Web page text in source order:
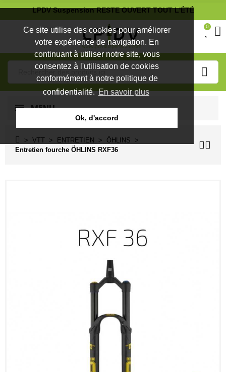
Ce site utilise des cookies pour améliorer
votre expérience de navigation. En
continuant à utiliser notre site, vous
consentez à l'utilisation de cookies
conformément à notre politique de
confidentialité.En savoir plus
Ok, d'accord
LPDV Suspension RESTE OUVERT TOUT L'ÉTÉ
0
MENU
VTT ENTRETIEN
ÖHLINS
Entretien fourche ÖHLINS RXF36